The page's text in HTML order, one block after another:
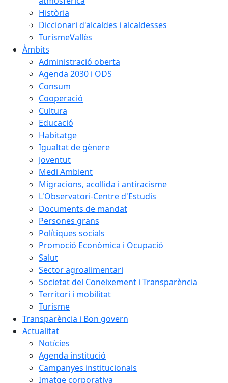
Història
Diccionari d'alcaldes i alcaldesses
TurismeVallès
Àmbits
Administració oberta
Agenda 2030 i ODS
Consum
Cooperació
Cultura
Educació
Habitatge
Igualtat de gènere
Joventut
Medi Ambient
Migracions, acollida i antiracisme
L'Observatori-Centre d'Estudis
Documents de mandat
Persones grans
Polítiques socials
Promoció Econòmica i Ocupació
Salut
Sector agroalimentari
Societat del Coneixement i Transparència
Territori i mobilitat
Turisme
Transparència i Bon govern
Actualitat
Notícies
Agenda institució
Campanyes institucionals
Imatge corporativa